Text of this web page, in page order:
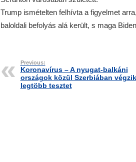
Trump ismételten felhívta a figyelmet
baloldali befolyás alá került, s maga
Previous:
Koronavírus – A nyugat-balkáni
országok közül Szerbiában
legtöbb tesztet